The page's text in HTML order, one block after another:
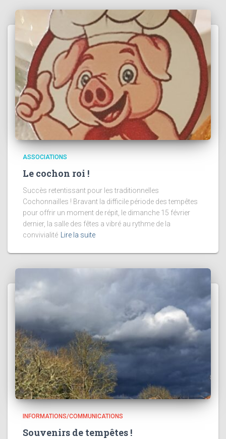
ASSOCIATIONS
Le cochon roi !
Succès retentissant pour les traditionnelles
Cochonnailles ! Bravant la difficile période des tempêtes
pour offrir un moment de répit, le dimanche 15 février
dernier, la salle des fêtes a vibré au rythme de la
convivialité Lire la suite
INFORMATIONS/COMMUNICATIONS
Souvenirs de tempêtes !